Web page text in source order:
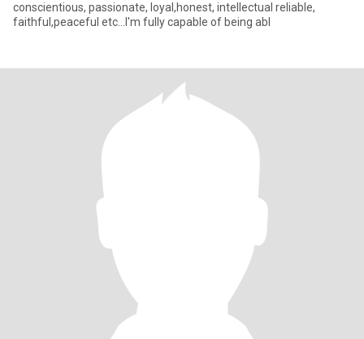
conscientious, passionate, loyal,honest, intellectual reliable,
faithful,peaceful etc...I'm fully capable of being abl